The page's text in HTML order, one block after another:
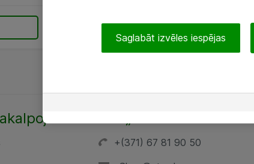
+(371) 67 81 90 50
Saglabāt izvēles iespējas